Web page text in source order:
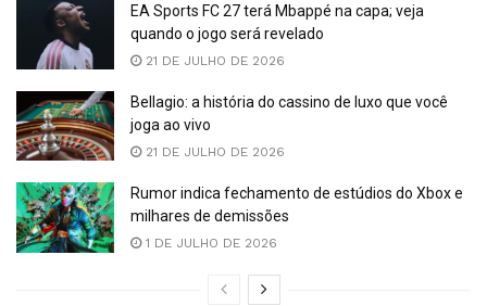
EA Sports FC 27 terá Mbappé na capa; veja
quando o jogo será revelado
21 DE JULHO DE 2026
Bellagio: a história do cassino de luxo que você
joga ao vivo
21 DE JULHO DE 2026
Rumor indica fechamento de estúdios do Xbox e
milhares de demissões
1 DE JULHO DE 2026